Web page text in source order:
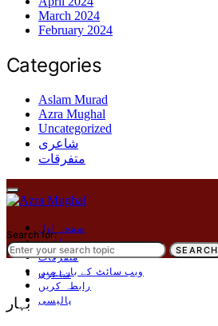
March 2024
February 2024
Categories
Aslam Murad
Azra Mughal
Uncategorized
شاعری
متفرقات
صفحہ اول
شاعری
متفرقات
ویب سائٹ کے بارے میں
رابطہ کریں
پالیسی
Search for:
SEARCH
شاعری
بہار